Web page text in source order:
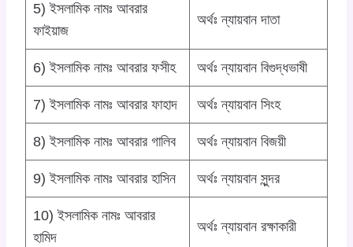
5) ইসলামিক নামঃ আবরার
ফাইয়াজ
অর্থঃ ন্যায়বান দাতা
6) ইসলামিক নামঃ আবরার ফসীহ অর্থঃ ন্যায়বান বিগুদ্ধভাষী
7) ইসলামিক নামঃ আবরার ফাহাদ অর্থঃ ন্যায়বান সিংহ
8) ইসলামিক নামঃ আবরার গালিব অর্থঃ ন্যায়বান বিজয়ী
9) ইসলামিক নামঃ আবরার হাসিন অর্থঃ ন্যায়বান সুন্দর
10) ইসলামিক নামঃ আবরার
হামিদ
অর্থঃ ন্যায়বান রক্ষাকারী